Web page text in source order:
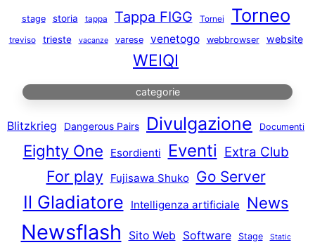
stage storia tappa Tappa FIGG Tornei Torneo
treviso trieste vacanze varese venetogo webbrowser website
WEIQI
categorie
Blitzkrieg Dangerous Pairs Divulgazione Documenti
Eighty One Esordienti Eventi Extra Club
For play Fujisawa Shuko Go Server
Il Gladiatore Intelligenza artificiale News
Newsflash Sito Web Software Stage Static